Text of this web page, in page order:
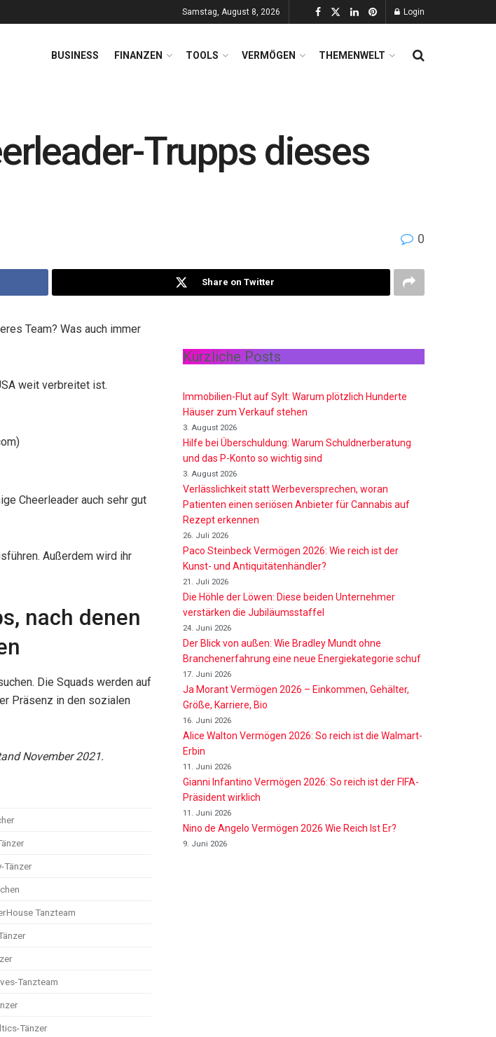
Samstag, August 8, 2026 Login
BUSINESS FINANZEN TOOLS VERMÖGEN THEMENWELT
Trupps dieses
0
Share on Twitter
Team? Was auch immer
weit verbreitet ist.
Cheerleader auch sehr gut
Außerdem wird ihr
nach denen
Die Squads werden auf
Präsenz in den sozialen
November 2021.
Tänzer
Tanzteam
Tanzteam
Tänzer
Kürzliche Posts
Immobilien-Flut auf Sylt: Warum plötzlich Hunderte
Häuser zum Verkauf stehen
3. August 2026
Hilfe bei Überschuldung: Warum Schuldnerberatung
und das P-Konto so wichtig sind
3. August 2026
Verlässlichkeit statt Werbeversprechen, woran
Patienten einen seriösen Anbieter für Cannabis auf
Rezept erkennen
26. Juli 2026
Paco Steinbeck Vermögen 2026: Wie reich ist der
Kunst- und Antiquitätenhändler?
21. Juli 2026
Die Höhle der Löwen: Diese beiden Unternehmer
verstärken die Jubiläumsstaffel
24. Juni 2026
Der Blick von außen: Wie Bradley Mundt ohne
Branchenerfahrung eine neue Energiekategorie schuf
17. Juni 2026
Ja Morant Vermögen 2026 – Einkommen, Gehälter,
Größe, Karriere, Bio
16. Juni 2026
Alice Walton Vermögen 2026: So reich ist die Walmart-
Erbin
11. Juni 2026
Gianni Infantino Vermögen 2026: So reich ist der FIFA-
Präsident wirklich
11. Juni 2026
Nino de Angelo Vermögen 2026 Wie Reich Ist Er?
9. Juni 2026